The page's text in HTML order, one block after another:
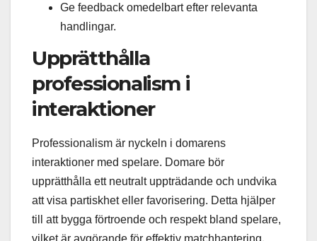
Ge feedback omedelbart efter relevanta
handlingar.
Upprätthålla
professionalism i
interaktioner
Professionalism är nyckeln i domarens
interaktioner med spelare. Domare bör
upprätthålla ett neutralt uppträdande och undvika
att visa partiskhet eller favorisering. Detta hjälper
till att bygga förtroende och respekt bland spelare,